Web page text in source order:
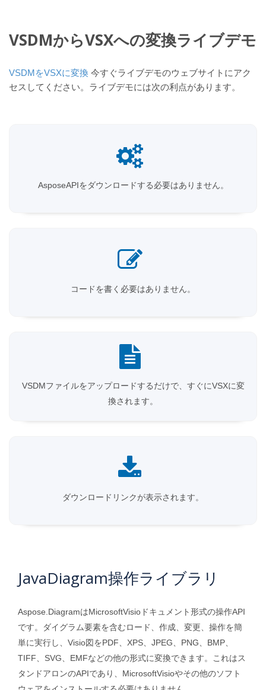
VSDMからVSXへの変換ライブデモ
VSDMをVSXに変換 今すぐライブデモのウェブサイトにアク
セスしてください。ライブデモには次の利点があります。
AsposeAPIをダウンロードする必要はありません。
コードを書く必要はありません。
VSDMファイルをアップロードするだけで、すぐにVSXに変
換されます。
ダウンロードリンクが表示されます。
JavaDiagram操作ライブラリ
Aspose.DiagramはMicrosoftVisioドキュメント形式の操作API
です。ダイグラム要素を含むロード、作成、変更、操作を簡
単に実行し、Visio図をPDF、XPS、JPEG、PNG、BMP、
TIFF、SVG、EMFなどの他の形式に変換できます。これはス
タンドアロンのAPIであり、MicrosoftVisioやその他のソフト